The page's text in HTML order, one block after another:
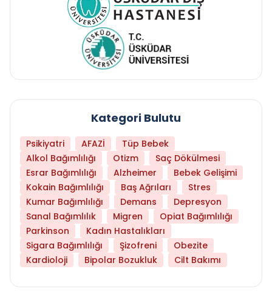
Kategori Bulutu
Psikiyatri AFAZİ
Tüp Bebek
Alkol Bağımlılığı
Otizm
Saç Dökülmesi
Esrar Bağımlılığı
Alzheimer
Bebek Gelişimi
Kokain Bağımlılığı
Baş Ağrıları
Stres
Kumar Bağımlılığı
Demans
Depresyon
Sanal Bağımlılık
Migren
Opiat Bağımlılığı
Parkinson
Kadın Hastalıkları
Sigara Bağımlılığı
Şizofreni
Obezite
Kardioloji
Bipolar Bozukluk Cilt Bakımı